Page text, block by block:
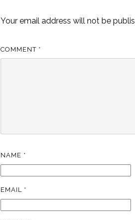
Your email address will not be
COMMENT *
NAME *
EMAIL *